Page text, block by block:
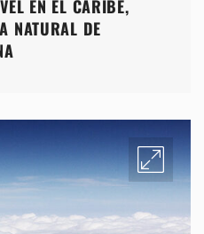
EN EL CARIBE,
NATURAL DE